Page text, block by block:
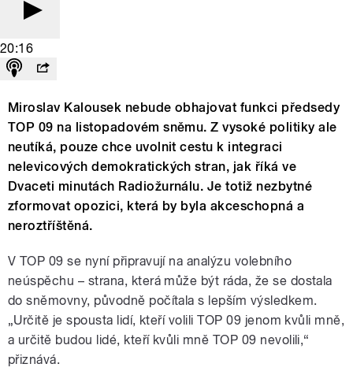
20:16
Miroslav Kalousek nebude obhajovat funkci předsedy
TOP 09 na listopadovém sněmu. Z vysoké politiky ale
neutíká, pouze chce uvolnit cestu k integraci
nelevicových demokratických stran, jak říká ve
Dvaceti minutách Radiožurnálu. Je totiž nezbytné
zformovat opozici, která by byla akceschopná a
neroztříštěná.
V TOP 09 se nyní připravují na analýzu volebního
neúspěchu – strana, která může být ráda, že se dostala
do sněmovny, původně počítala s lepším výsledkem.
„Určitě je spousta lidí, kteří volili TOP 09 jenom kvůli mně,
a určitě budou lidé, kteří kvůli mně TOP 09 nevolili,“
přiznává.